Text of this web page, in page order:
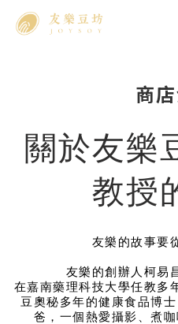
商
關於友樂
教授
友樂的故事要
友樂的創辦人柯易
在嘉南藥理科技大學任教多
豆奧秘多年的健康食品博
爸，一個熱愛攝影、煮